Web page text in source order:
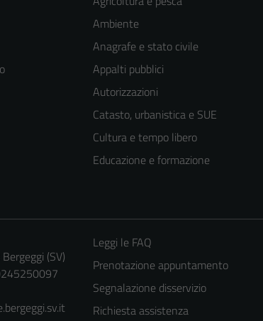
Ambiente
Anagrafe e stato civile
Appalti pubblici
Autorizzazioni
Catasto, urbanistica e SUE
Cultura e tempo libero
Educazione e formazione
(SV)
Leggi le FAQ
Prenotazione appuntamento
Segnalazione disservizio
Richiesta assistenza